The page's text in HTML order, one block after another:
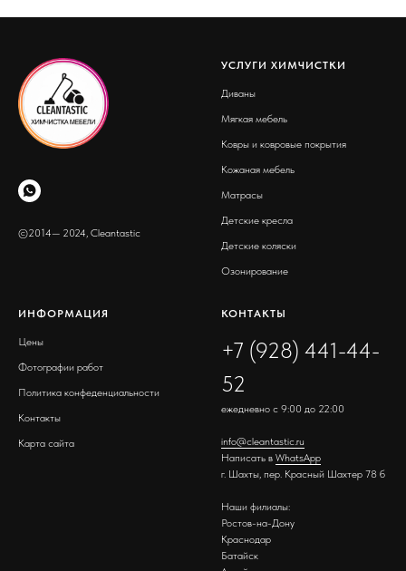
©2014— 2024, Cleantastic
УСЛУГИ ХИМЧИСТКИ
Диваны
Мягкая мебель
Ковры и ковровые покрытия
Кожаная мебель
Матрасы
Детские кресла
Детские коляски
Озонирование
ИНФОРМАЦИЯ
Цены
Фотографии работ
Политика конфеденциальности
Контакты
Карта сайта
КОНТАКТЫ
+7 (928) 441-44-
52
ежедневно с 9:00 до 22:00
info@cleantastic.ru
Написать в WhatsApp
г. Шахты, пер. Красный Шахтер 78 б
Наши филиалы:
Ростов-на-Дону
Краснодар
Батайск